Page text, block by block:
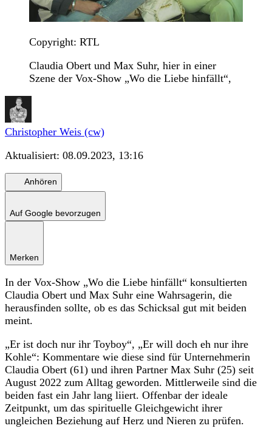
Copyright: RTL
Claudia Obert und Max Suhr, hier in einer
Szene der Vox-Show „Wo die Liebe hinfällt“,
Christopher Weis (cw)
Aktualisiert: 08.09.2023, 13:16
Anhören
Auf Google bevorzugen
Merken
In der Vox-Show „Wo die Liebe hinfällt“ konsultierten
Claudia Obert und Max Suhr eine Wahrsagerin, die
herausfinden sollte, ob es das Schicksal gut mit beiden
meint.
„Er ist doch nur ihr Toyboy“, „Er will doch eh nur ihre
Kohle“: Kommentare wie diese sind für Unternehmerin
Claudia Obert (61) und ihren Partner Max Suhr (25) seit
August 2022 zum Alltag geworden. Mittlerweile sind die
beiden fast ein Jahr lang liiert. Offenbar der ideale
Zeitpunkt, um das spirituelle Gleichgewicht ihrer
ungleichen Beziehung auf Herz und Nieren zu prüfen.